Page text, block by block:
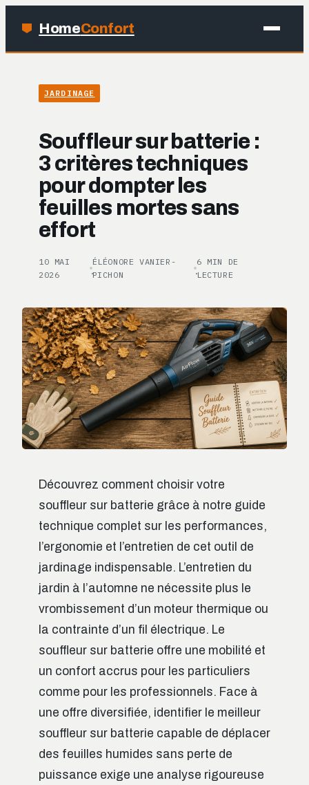
HomeConfort
JARDINAGE
DÉCO
JARDINAGE
Souffleur sur batterie :
3 critères techniques
pour dompter les
feuilles mortes sans
effort
10 MAI
2026
·
ÉLÉONORE VANIER-
PICHON
·
6 MIN DE
LECTURE
Découvrez comment choisir votre
souffleur sur batterie grâce à notre guide
technique complet sur les performances,
l’ergonomie et l’entretien de cet outil de
jardinage indispensable. L’entretien du
jardin à l’automne ne nécessite plus le
vrombissement d’un moteur thermique ou
la contrainte d’un fil électrique. Le
souffleur sur batterie offre une mobilité et
un confort accrus pour les particuliers
comme pour les professionnels. Face à
une offre diversifiée, identifier le meilleur
souffleur sur batterie capable de déplacer
des feuilles humides sans perte de
puissance exige une analyse rigoureuse